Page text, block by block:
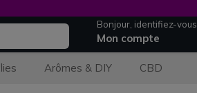
Bonjour, identifiez-vous
Mon compte
Arômes & DIY CBD